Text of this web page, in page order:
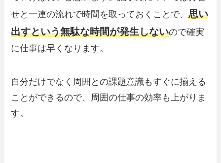
せと一連の流れで時間を取っておくことで、思い
出すという無駄な時間が発生しないので確実
に仕事は早くなります。
自分だけでなく周囲との課題意識もすぐに揃える
ことができるので、周囲の仕事の効率も上がりま
す。